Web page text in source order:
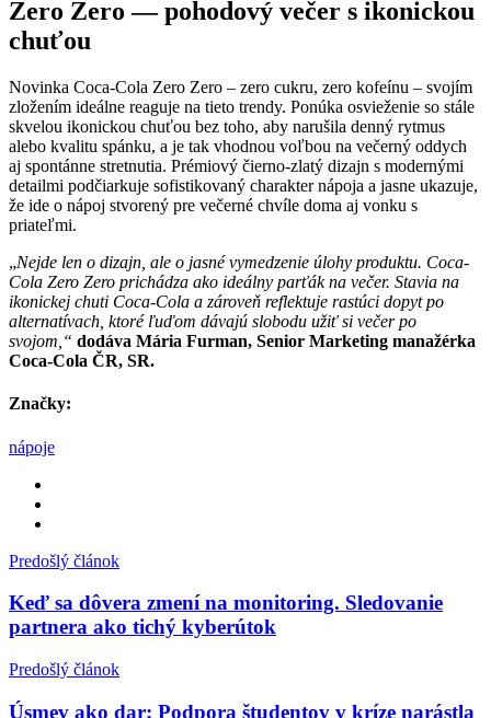
Zero Zero—pohodový večer s ikonickou
chuťou
Novinka Coca-Cola Zero Zero – zero cukru, zero kofeínu – svojím
zložením ideálne reaguje na tieto trendy. Ponúka osvieženie so stále
skvelou ikonickou chuťou bez toho, aby narušila denný rytmus
alebo kvalitu spánku, a je tak vhodnou voľbou na večerný oddych
aj spontánne stretnutia. Prémiový čierno-zlatý dizajn s modernými
detailmi podčiarkuje sofistikovaný charakter nápoja a jasne ukazuje,
že ide o nápoj stvorený pre večerné chvíle doma aj vonku s
priateľmi.
„Nejde len o dizajn, ale o jasné vymedzenie úlohy produktu. Coca-
Cola Zero Zero prichádza ako ideálny parťák na večer. Stavia na
ikonickej chuti Coca-Cola a zároveň reflektuje rastúci dopyt po
alternatívach, ktoré ľuďom dávajú slobodu užiť si večer po
svojom,“ dodáva Mária Furman, Senior Marketing manažérka
Coca-Cola ČR, SR.
Značky:
nápoje
Predošlý článok
Keď sa dôvera zmení na monitoring. Sledovanie
partnera ako tichý kyberútok
Predošlý článok
Úsmev ako dar: Podpora študentov v kríze narástla